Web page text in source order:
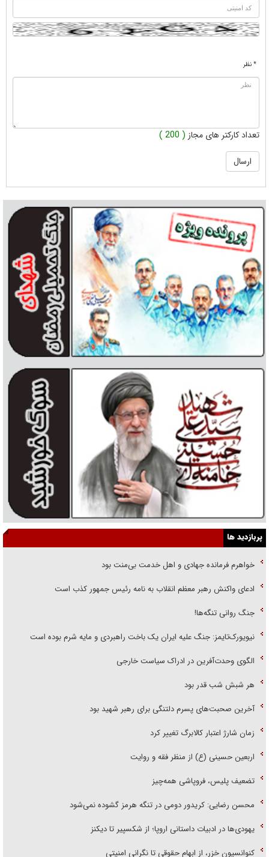
* نظر
تعداد کارکتر های مجاز ( 200 )
پربازدید ها
خواهرم فرمانده جهادی و اهل خدمت بی‌منت بود
ادعای واکنش رهبر معظم انقلاب به نامه رئیس جمهور کذب است
جنگ روانی تنگه‌ها!
نیویورک‌تایمز: جنگ علیه ایران یک باخت راهبردی و مایه شرم بوده است
الگوی وحدت‌آفرین در ادراک سیاست خارجی
هر شبش شب قدر بود
آخرین صحبت‌های پسرم دلتنگی برای رهبر شهید بود
زمان شارژ اعتبار کالابرگ تغییر کرد
اربعین حسینی (ع) از منظر فقه و روایت
تضعیف پلیس، فروپاشی همه‌چیز
محسن رضایی: کریدور دومی در تنگه هرمز گشوده نمی‌شود
یهودی‌ها در ادبیات داستانی اروپا؛ از شکسپیر تا دیکنز
کنوانسیون خزر، از ابهام حقوقی تا نگرانی امنیتی